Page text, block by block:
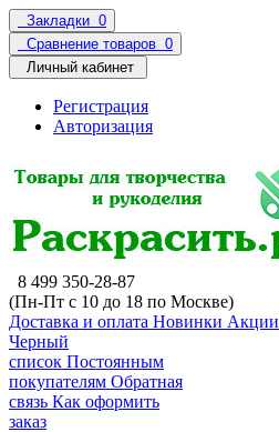
Закладки 0
Сравнение товаров 0
Личный кабинет
Регистрация
Авторизация
8 499 350-28-87
(Пн-Пт с 10 до 18 по Москве)
Доставка и оплата Новинки Акции
Черный
список Постоянным
покупателям Обратная
связь Как оформить
заказ